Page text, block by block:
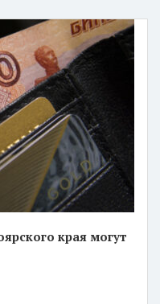
края могут